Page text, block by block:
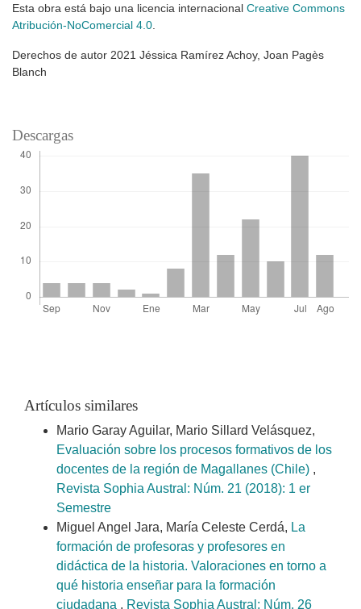
Esta obra está bajo una licencia internacional Creative Commons
Atribución-NoComercial 4.0.
Derechos de autor 2021 Jéssica Ramírez Achoy, Joan Pagès
Blanch
Descargas
Artículos similares
Mario Garay Aguilar, Mario Sillard Velásquez,
Evaluación sobre los procesos formativos de los
docentes de la región de Magallanes (Chile) ,
Revista Sophia Austral: Núm. 21 (2018): 1 er
Semestre
Miguel Angel Jara, María Celeste Cerdá, La
formación de profesoras y profesores en
didáctica de la historia. Valoraciones en torno a
qué historia enseñar para la formación
ciudadana , Revista Sophia Austral: Núm. 26